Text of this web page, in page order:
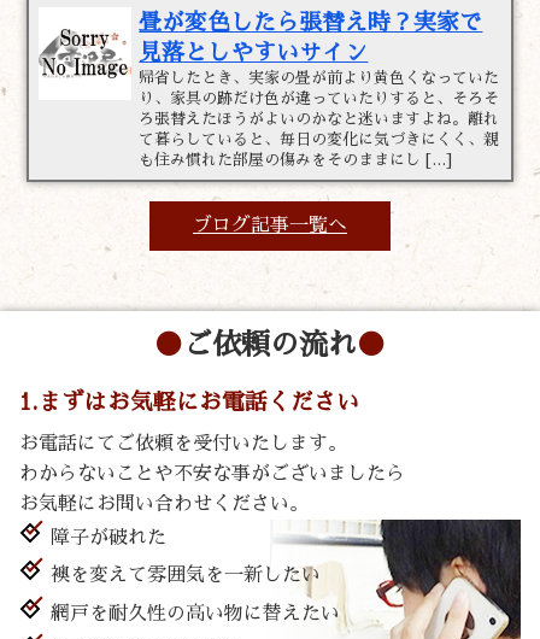
畳が変色したら張替え時？実家で
見落としやすいサイン
帰省したとき、実家の畳が前より黄色くなっていた
り、家具の跡だけ色が違っていたりすると、そろそ
ろ張替えたほうがよいのかなと迷いますよね。離れ
て暮らしていると、毎日の変化に気づきにくく、親
も住み慣れた部屋の傷みをそのままにし […]
ブログ記事一覧へ
ご依頼の流れ
1.まずはお気軽にお電話ください
お電話にてご依頼を受付いたします。
わからないことや不安な事がございましたら
お気軽にお問い合わせください。
障子が破れた
襖を変えて雰囲気を一新したい
網戸を耐久性の高い物に替えたい